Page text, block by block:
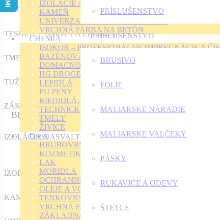
PRÍSLUŠENSTVO
PRÍSLUŠENSTVO
BRUSIVO
FOLIE
MALIARSKE NÁRADIE
MALIARSKE VALČEKY
PÁSKY
RUKAVICE A ODEVY
ŠTETCE
IZOLÁCIE A ASFALTOVE NÁTERY
KAMEŇ
UNIVERZALNÁ FARBA NA BETÓN
VRCHNÁ FARBA NA BETÓN
CHEMIA
ISOKOR – PROFESIONÁLNE IMPREGNÁCIE A
BAZÉNOVÁ CHÉMIA
DOMACNOSŤ
HG DROGERIA
LEPIDLÁ
PU PENY
RIEDIDLÁ, TUŽIDLÁ A ODSTRAŇOVAČE
TECHNICKÉ KVAPALINY
TMELY
ŽIVICE
Drevo
HRUBOVRSTVÉ LAZÚRY
KOZMETIKA PRE DREVO
LAK
MORIDLA
OCHRANNÉ NAPUŠŤADLO
OLEJE A VOSKY
TENKOVRSTVÉ LAZÚRY
VRCHNÁ FARBA NA DREVO
ZÁKLADNÁ FARBA NA DREVO
RIEDIDLÁ A ODMASŤOVAČE
TESNIACE HMOTY A LEPIDLÁ
TMELY
TUŽIDLA
ZÁKLADNÉ FARBY
BETÓN
IZOLÁCIA A ASVALTOVE NÁTERY
IZOLÁCIE A ASFALTOVE NÁTERY
KAMEŇ